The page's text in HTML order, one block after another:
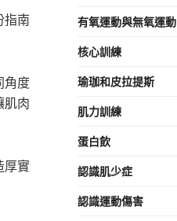
指南
角度
肌肉
厚實
有氧運動與無氧運動
核心訓練
瑜珈和皮拉提斯
肌力訓練
蛋白飲
認識肌少症
認識運動傷害